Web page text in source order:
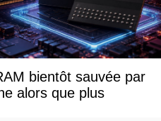
bientôt sauvée par
alors que plus